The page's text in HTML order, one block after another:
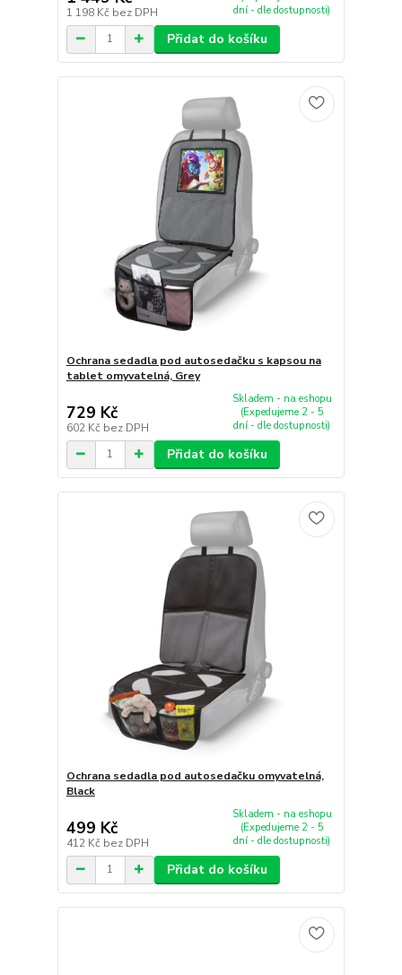
1 198 Kč bez DPH
dní - dle dostupnosti)
Přidat do košíku
Ochrana sedadla pod autosedačku s kapsou na
tablet omyvatelná, Grey
729 Kč
602 Kč bez DPH
Skladem - na eshopu
(Expedujeme 2 - 5
dní - dle dostupnosti)
Přidat do košíku
Ochrana sedadla pod autosedačku omyvatelná,
Black
499 Kč
412 Kč bez DPH
Skladem - na eshopu
(Expedujeme 2 - 5
dní - dle dostupnosti)
Přidat do košíku